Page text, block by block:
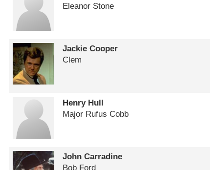
Eleanor Stone
Jackie Cooper
Clem
Henry Hull
Major Rufus Cobb
John Carradine
Bob Ford